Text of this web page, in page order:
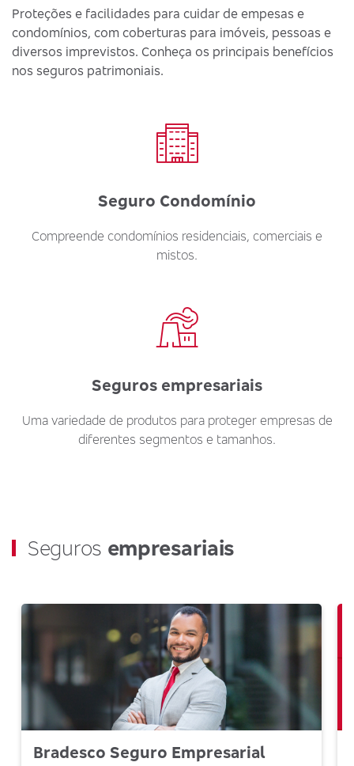
Proteções e facilidades para cuidar de empesas e
condomínios, com coberturas para imóveis, pessoas e
diversos imprevistos. Conheça os principais benefícios
nos seguros patrimoniais.
Seguro Condomínio
Compreende condomínios residenciais, comerciais e
mistos.
Seguros empresariais
Uma variedade de produtos para proteger empresas de
diferentes segmentos e tamanhos.
Seguros empresariais
Bradesco Seguro Empresarial